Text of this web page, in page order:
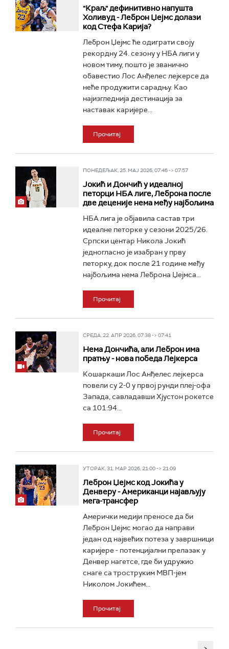
"Краљ" дефинитивно напушта
Холивуд - Леброн Џејмс долази
код Стефа Карија?
Леброн Џејмс ће одиграти своју
рекордну 24. сезону у НБА лиги у
новом тиму, пошто је званично
обавестио Лос Анђелес лејкерсе да
неће продужити сарадњу. Као
најизгледнија дестинација за
наставак каријере...
Прочитај
ПОНЕДЕЉАК, 25. МАЈ 2026, 07:46 -> 07:57
Јокић и Дончић у идеалној
петорци НБА лиге, Леброна после
две деценије нема међу најбољима
НБА лига је објавила састав три
идеалне петорке у сезони 2025/26.
Српски центар Никола Јокић
једногласно је изабран у прву
петорку, док после 21 године међу
најбољима нема Леброна Џејмса...
Прочитај
СРЕДА, 22. АПР 2026, 07:38 -> 07:41
Нема Дончића, али Леброн има
пратњу - нова победа Лејкерса
Кошаркаши Лос Анђелес лејкерса
повели су 2-0 у првој рунди плеј-офа
Запада, савладавши Хјустон рокетсе
са 101:94...
Прочитај
УТОРАК, 31. МАР 2026, 21:00 -> 21:09
Леброн Џејмс код Јокића у
Денверу - Американци најављују
мега-трансфер
Амерички медији преносе да би
Леброн Џејмс могао да направи
један од највећих потеза у завршници
каријере - потенцијални прелазак у
Денвер нагетсе, где би удружио
снаге са троструким МВП-јем
Николом Јокићем...
Прочитај